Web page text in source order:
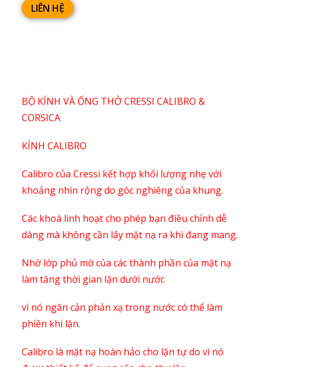
LIÊN HỆ
BỘ KÍNH VÀ ỐNG THỞ CRESSI CALIBRO &
CORSICA
KÍNH CALIBRO
Calibro của Cressi kết hợp khối lượng nhẹ với
khoảng nhìn rộng do góc nghiêng của khung.
Các khoá linh hoạt cho phép bạn điều chỉnh dễ
dàng mà không cần lấy mặt nạ ra khi đang mang.
Nhờ lớp phủ mờ của các thành phần của mặt nạ
làm tăng thời gian lặn dưới nước
vì nó ngăn cản phản xạ trong nước có thể làm
phiền khi lặn.
Calibro là mặt nạ hoàn hảo cho lặn tự do vì nó